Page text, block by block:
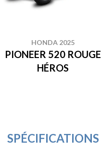
HONDA 2025
PIONEER 520 ROUGE
HÉROS
SPÉCIFICATIONS